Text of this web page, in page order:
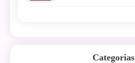
Categorias